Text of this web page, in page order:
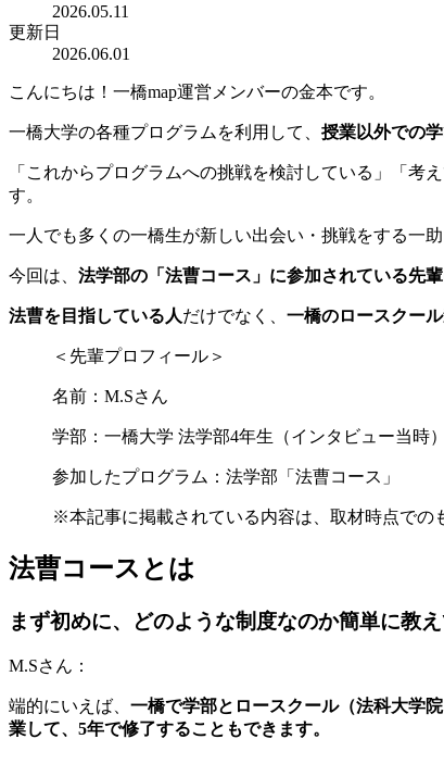
2026.05.11
更新日
2026.06.01
こんにちは！一橋map運営メンバーの金本です。
一橋大学の各種プログラムを利用して、 授業以外での
「これからプログラムへの挑戦を検討している」「
す。
一人でも多くの一橋生が新しい出会い・挑戦をする一助
今回は、 法学部の「法曹コース」に参加されている先
法曹を目指している人だけでなく、 一橋のロースクー
＜先輩プロフィール＞
名前：M.Sさん
学部：一橋大学 法学部4年生（インタビュー当時）
参加したプログラム：法学部「法曹コース」
※本記事に掲載されている内容は、取材時点での
法曹コースとは
まず初めに、どのような制度なのか簡単に教え
M.Sさん：
端的にいえば、 一橋で学部とロースクール（法科大学
業して、5年で修了することもできます。